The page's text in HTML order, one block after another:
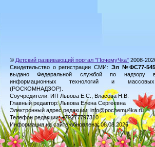
© Детский развивающий портал "ПочемуЧка" 2008-
Свидетельство о регистрации СМИ: Эл №ФС77-
выдано Федеральной службой по надзору
информационных технологий и
(РОСКОМНАДЗОР).
Соучредители: ИП Львова Е.С., Власова Н.В.
Главный редактор: Львова Елена Сергеевна
Электронный адрес редакции: info@pochemu4ka.ru
Телефон редакции: +79277797310
Информация на сайте обновлена: 08.08.2026